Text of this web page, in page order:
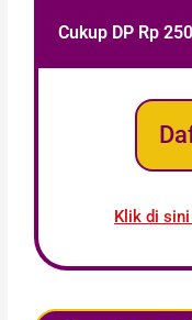
Cukup DP Rp
Klik di